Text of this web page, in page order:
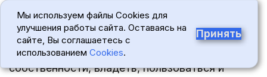
запрещенной законом экономической
деятельности и право частной собственности,
охраняемое законом и включающее в себя
право каждого иметь имущество в
собственности, владеть, пользоваться и
Мы используем файлы Cookies для
улучшения работы сайта. Оставаясь на
сайте, Вы соглашаетесь с
использованием Cookies.
Принять